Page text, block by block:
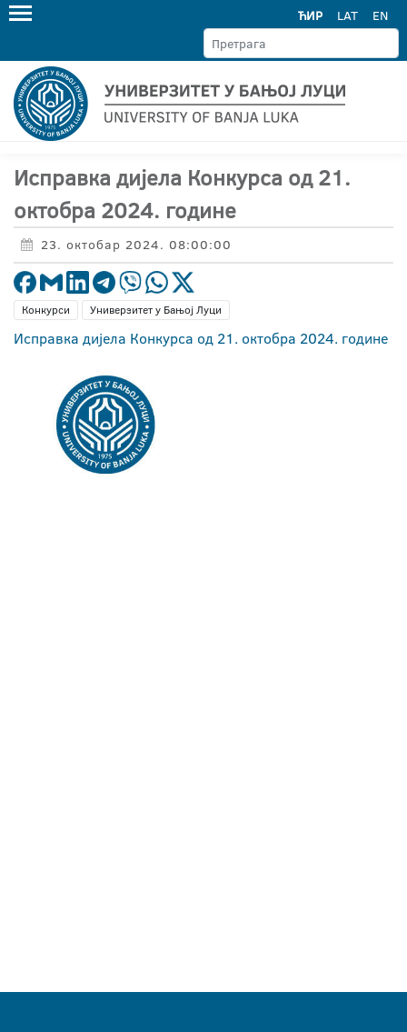
ЋИР LAT EN
Исправка дијела Конкурса од 21.
октобра 2024. године
23. октобар 2024. 08:00:00
Конкурси Универзитет у Бањој Луци
Исправка дијела Конкурса од 21. октобра 2024. године